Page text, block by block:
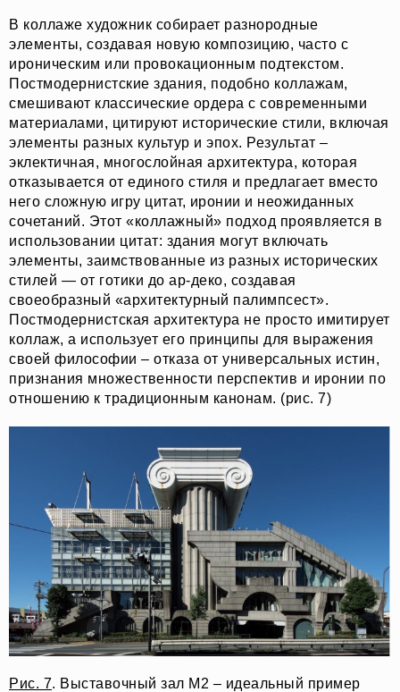
В коллаже художник собирает разнородные
элементы, создавая новую композицию, часто с
ироническим или провокационным подтекстом.
Постмодернистские здания, подобно коллажам,
смешивают классические ордера с современными
материалами, цитируют исторические стили, включая
элементы разных культур и эпох. Результат –
эклектичная, многослойная архитектура, которая
отказывается от единого стиля и предлагает вместо
него сложную игру цитат, иронии и неожиданных
сочетаний. Этот «коллажный» подход проявляется в
использовании цитат: здания могут включать
элементы, заимствованные из разных исторических
стилей — от готики до ар-деко, создавая
своеобразный «архитектурный палимпсест».
Постмодернистская архитектура не просто имитирует
коллаж, а использует его принципы для выражения
своей философии – отказа от универсальных истин,
признания множественности перспектив и иронии по
отношению к традиционным канонам. (рис. 7)
Рис. 7. Выставочный зал М2 – идеальный пример
О НАС
ОФЛАЙН
ОНЛАЙН
СОБЫТИЯ
МАГАЗИН
МЕДИА-КИТ
INST / MAIL / TG
ПОДДЕРЖАТЬ ПРОЕКТ
META PLATFORMS INC. ПРИЗНАНА
ЭКСТРЕМИСТСКОЙ ОРГАНИЗАЦИЕЙ НА